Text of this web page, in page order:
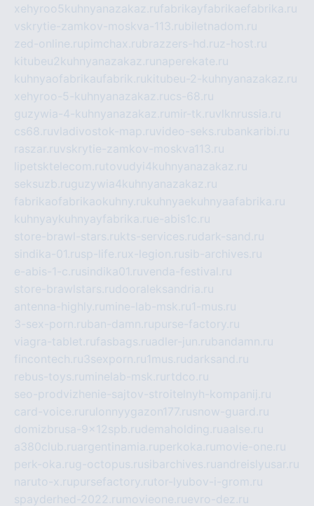
xehyroo5kuhnyanazakaz.rufabrikayfabrikaefabrika.ru
vskrytie-zamkov-moskva-113.rubiletnadom.ru
zed-online.rupimchax.rubrazzers-hd.ruz-host.ru
kitubeu2kuhnyanazakaz.ru naperekate.ru
kuhnyaofabrikaufabrik.rukitubeu-2-kuhnyanazakaz.ru
xehyroo-5-kuhnyanazakaz.rucs-68.ru
guzywia-4-kuhnyanazakaz.ru mir-tk.ruvlknrussia.ru
cs68.ruvladivostok-map.ruvideo-seks.rubankaribi.ru
raszar.ruvskrytie-zamkov-moskva113.ru
lipetsktelecom.rutovudyi4kuhnyanazakaz.ru
seksuzb.ruguzywia4kuhnyanazakaz.ru
fabrikaofabrikaokuhny.rukuhnyaekuhnyaafabrika.ru
kuhnyaykuhnyayfabrika.rue-abis1c.ru
store-brawl-stars.rukts-services.rudark-sand.ru
sindika-01.rusp-life.rux-legion.rusib-archives.ru
e-abis-1-c.rusindika01.ruvenda-festival.ru
store-brawlstars.rudooraleksandria.ru
antenna-highly.ru mine-lab-msk.ru1-mus.ru
3-sex-porn.ruban-damn.rupurse-factory.ru
viagra-tablet.rufasbags.ruadler-jun.rubandamn.ru
fincontech.ru3sexporn.ru1mus.rudarksand.ru
rebus-toys.ru minelab-msk.ru rtdco.ru
seo-prodvizhenie-sajtov-stroitelnyh-kompanij.ru
card-voice.ru rulonnyygazon177.rusnow-guard.ru
domizbrusa-9x12spb.rudemaholding.ruaalse.ru
a380club.ruargentinamia.ruperkoka.ru movie-one.ru
perk-oka.rug-octopus.rusibarchives.ruandreislyusar.ru
naruto-x.rupursefactory.rutor-lyubov-i-grom.ru
spayderhed-2022.ru movieone.ruevro-dez.ru